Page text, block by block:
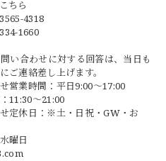
こちら
4318
1660
い合わせに対する回答は、当日も
ご連絡差し上げます。
営業時間：平日9:00〜17:00
11:30～21:00
定休日：※土・日祝・GW・お
曜日